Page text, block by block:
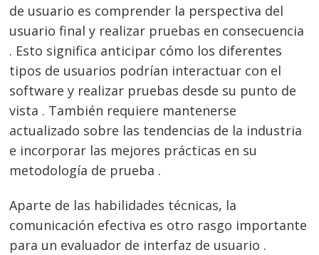
de usuario es comprender la perspectiva del
usuario final y realizar pruebas en consecuencia
. Esto significa anticipar cómo los diferentes
tipos de usuarios podrían interactuar con el
software y realizar pruebas desde su punto de
vista . También requiere mantenerse
actualizado sobre las tendencias de la industria
e incorporar las mejores prácticas en su
metodología de prueba .
Aparte de las habilidades técnicas, la
comunicación efectiva es otro rasgo importante
para un evaluador de interfaz de usuario .